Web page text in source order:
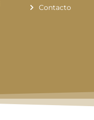
Contacto